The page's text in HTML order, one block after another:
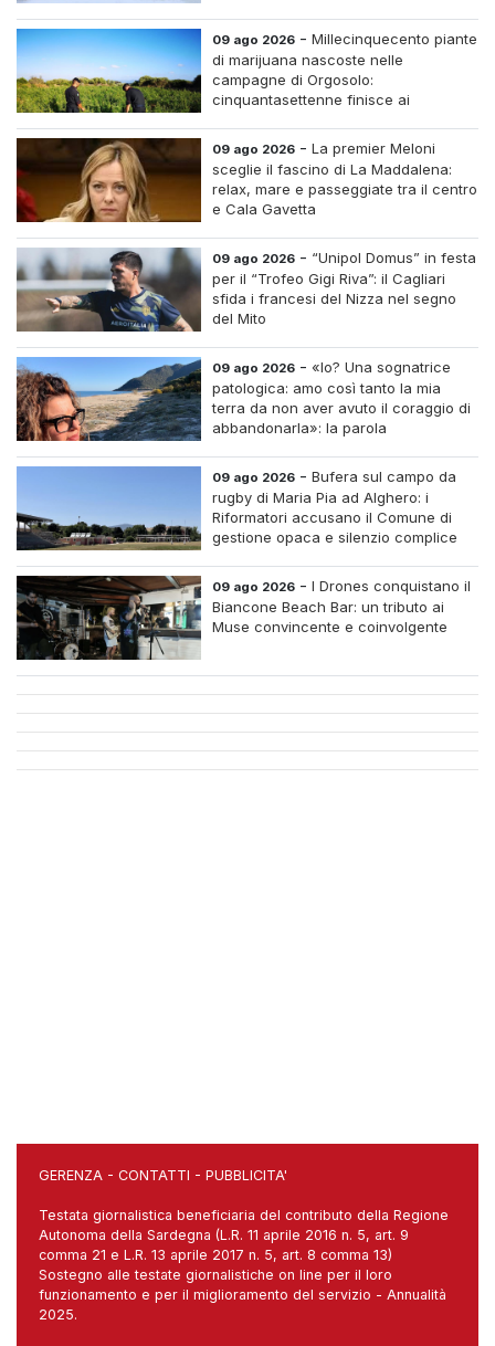
09 ago 2026 -Millecinquecento piante
di marijuana nascoste nelle
campagne di Orgosolo:
cinquantasettenne finisce ai
09 ago 2026 -La premier Meloni
sceglie il fascino di La Maddalena:
relax, mare e passeggiate tra il centro
e Cala Gavetta
09 ago 2026 - “Unipol Domus” in festa
per il “Trofeo Gigi Riva”: il Cagliari
sfida i francesi del Nizza nel segno
del Mito
09 ago 2026 - «Io? Una sognatrice
patologica: amo così tanto la mia
terra da non aver avuto il coraggio di
abbandonarla»: la parola
09 ago 2026 -Bufera sul campo da
rugby di Maria Pia ad Alghero: i
Riformatori accusano il Comune di
gestione opaca e silenzio complice
09 ago 2026 -I Drones conquistano il
Biancone Beach Bar: un tributo ai
Muse convincente e coinvolgente
GERENZA - CONTATTI - PUBBLICITA'
Testata giornalistica beneficiaria del contributo della Regione
Autonoma della Sardegna (L.R. 11 aprile 2016 n. 5, art. 9
comma 21 e L.R. 13 aprile 2017 n. 5, art. 8 comma 13)
Sostegno alle testate giornalistiche on line per il loro
funzionamento e per il miglioramento del servizio - Annualità
2025.